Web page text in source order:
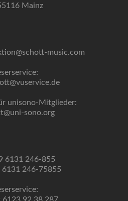
Mainz
music.com
unisono-Mitglieder:
sono.org
6131 246-855
6131 246-75855